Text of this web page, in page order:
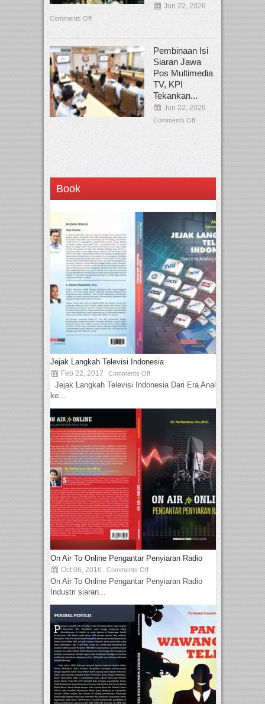
Jun 22, 2026
Comments Off
Pembinaan Isi
Siaran Jawa
Pos Multimedia
TV, KPI
Tekankan...
Jun 22, 2026
Comments Off
Book
Jejak Langkah Televisi Indonesia
Feb 22, 2017 Comments Off
Jejak Langkah Televisi Indonesia Dari Era Analog
ke...
On Air To Online Pengantar Penyiaran Radio
Oct 06, 2016 Comments Off
On Air To Online Pengantar Penyiaran Radio
Industri siaran...